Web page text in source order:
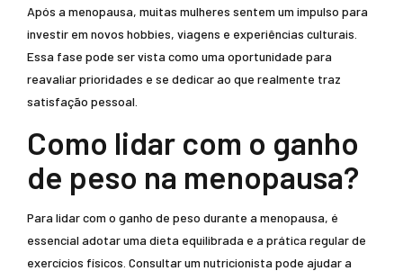
Após a menopausa, muitas mulheres sentem um impulso para
investir em novos hobbies, viagens e experiências culturais.
Essa fase pode ser vista como uma oportunidade para
reavaliar prioridades e se dedicar ao que realmente traz
satisfação pessoal.
Como lidar com o ganho
de peso na menopausa?
Para lidar com o ganho de peso durante a menopausa, é
essencial adotar uma dieta equilibrada e a prática regular de
exercícios físicos. Consultar um nutricionista pode ajudar a